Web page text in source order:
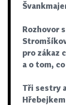
Rozhovor
pro zákaz
a o tom,
Tři sestry